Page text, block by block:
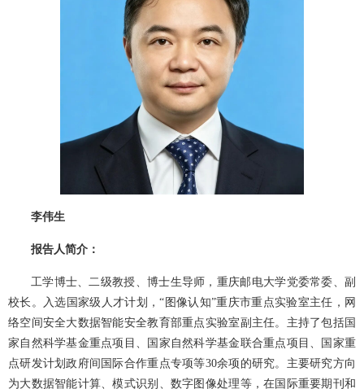
李伟生
报告人简介：
工学博士、二级教授、博士生导师，重庆邮电大学党委常委、副
校长。入选国家级人才计划，“图像认知”重庆市重点实验室主任，网
络空间安全大数据智能安全教育部重点实验室副主任。主持了包括国
家自然科学基金重点项目、国家自然科学基金联合重点项目、国家重
点研发计划政府间国际合作重点专项等30余项的研究。主要研究方向
为大数据智能计算、模式识别、数字图像处理等，在国际重要期刊和